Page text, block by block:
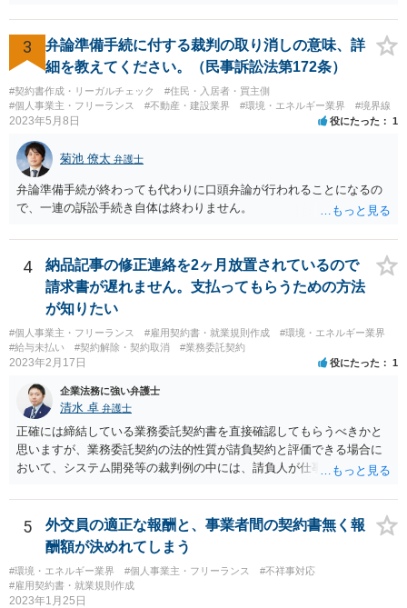
3
弁論準備手続に付する裁判の取り消しの意味、詳
細を教えてください。（民事訴訟法第172条）
#契約書作成・リーガルチェック
#住民・入居者・買主側
#個人事業主・フリーランス
#不動産・建設業界 #環境・エネルギー業界 #境界線
2023年5月8日 役にたった 1
菊池 僚太 弁護士
弁論準備手続が終わっても代わりに口頭弁論が行われることになるの
で、一連の訴訟手続き自体は終わりません。
4
納品記事の修正連絡を2ヶ月放置されているので
請求書が遅れません。支払ってもらうための方法
が知りたい
#個人事業主・フリーランス #雇用契約書・就業規則作成
#環境・エネルギー業界
#給与未払い
#契約解除・契約取消 #業務委託契約
2023年2月17日 役にたった 1
企業法務に強い弁護士
清水 卓 弁護士
正確には締結している業務委託契約書を直接確認してもらうべきかと
思いますが、業務委託契約の法的性質が請負契約と評価できる場合に
おいて、システム開発等の裁判例の中には、請負人が仕事を完成させ
まで終えているか否かを基準として判断すべきであるという見解を示
しているものがあります。 このような見解を踏まえ、あなたのケー
スでも、予定していた最後の工程まで終えており、仕事は完成してい
る等と主張して行くことが考えられます。 もっとも、相手方はこの
ような見解は本件にはあてはまらない等を理由に、仕事の完成を認め
ないことが想定されます。 そのような場合には、裁判所に民事調停
5
外交員の適正な報酬と、事業者間の契約書無く報
酬額が決めれてしまう
#環境・エネルギー業界 #個人事業主・フリーランス
#不祥事対応
#雇用契約書・就業規則作成
2023年1月25日